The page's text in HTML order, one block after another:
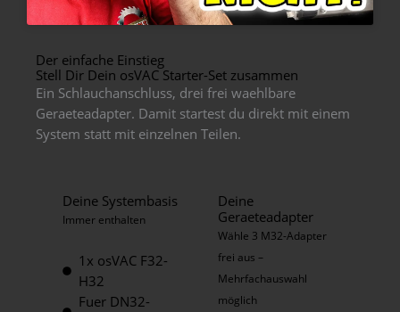
Der einfache Einstieg
Stell Dir Dein osVAC Starter-Set zusammen
Ein Schlauchanschluss, drei frei waehlbare
Geraeteadapter. Damit startest du direkt mit einem
System statt mit einzelnen Teilen.
Deine Systembasis
Immer enthalten
1x osVAC F32-
H32
Fuer DN32-
Deine
Geraeteadapter
Wähle 3 M32-Adapter
frei aus –
Mehrfachauswahl
möglich